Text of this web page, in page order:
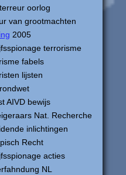
oorlog
van grootmachten
2005
terrorisme
fabels
lijsten
AIVD bewijs
Nat. Recherche
inlichtingen
Recht
acties
NL